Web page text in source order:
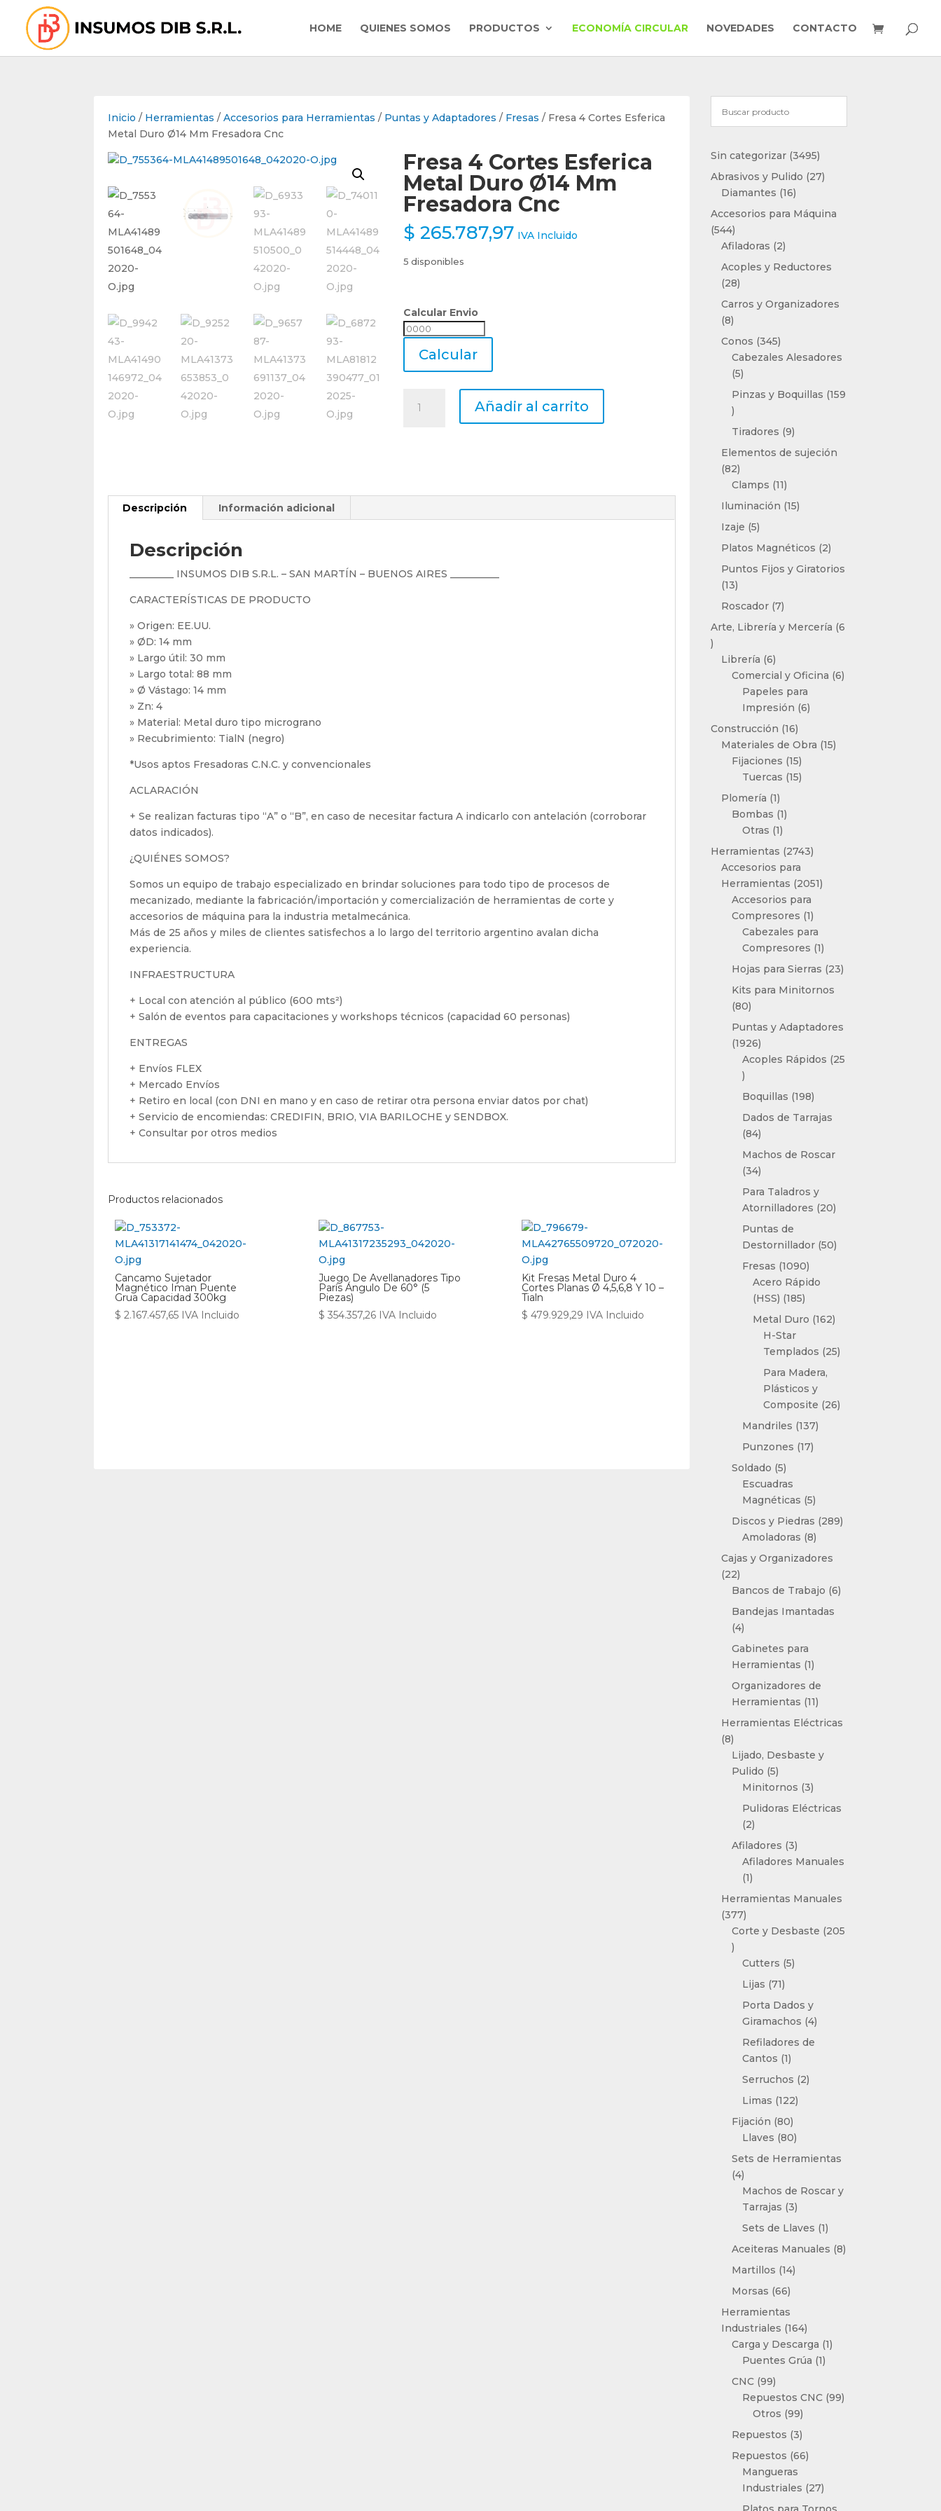
HOME QUIENES SOMOS PRODUCTOS ECONOMÍA CIRCULAR NOVEDADES CONTACTO
Inicio / Herramientas /Accesorios para Herramientas / Puntas y Adaptadores / Fresas / Fresa 4 Cortes Esferica
Metal Duro Ø14 Mm Fresadora Cnc
Fresa 4 Cortes Esferica
Metal Duro Ø14 Mm
Fresadora Cnc
$ 265.787,97 IVA Incluido
5 disponibles
Calcular Envio
Calcular
Calcular
Ø14
Añadir al carrito
Descripción Información adicional
Descripción
_________ INSUMOS DIB S.R.L. – SAN MARTÍN – BUENOS AIRES __________
CARACTERÍSTICAS DE PRODUCTO
» Origen: EE.UU.
» ØD: 14 mm
» Largo útil: 30 mm
» Largo total: 88 mm
» Ø Vástago: 14 mm
» Zn: 4
» Material: Metal duro tipo micrograno
» Recubrimiento: TialN (negro)
*Usos aptos Fresadoras C.N.C. y convencionales
ACLARACIÓN
+ Se realizan facturas tipo “A” o “B”, en caso de necesitar factura A indicarlo con antelación (corroborar
datos indicados).
¿QUIÉNES SOMOS?
Somos un equipo de trabajo especializado en brindar soluciones para todo tipo de procesos de
mecanizado, mediante la fabricación/importación y comercialización de herramientas de corte y
accesorios de máquina para la industria metalmecánica.
Más de 25 años y miles de clientes satisfechos a lo largo del territorio argentino avalan dicha
experiencia.
INFRAESTRUCTURA
+ Local con atención al público (600 mts²)
+ Salón de eventos para capacitaciones y workshops técnicos (capacidad 60 personas)
ENTREGAS
+ Envíos FLEX
+ Mercado Envíos
+ Retiro en local (con DNI en mano y en caso de retirar otra persona enviar datos por chat)
+ Servicio de encomiendas: CREDIFIN, BRIO, VIA BARILOCHE y SENDBOX.
+ Consultar por otros medios
Productos relacionados
Cancamo Sujetador
Magnético Iman Puente
Grua Capacidad 300kg
$ 2.167.457,65 IVA Incluido
Juego De Avellanadores Tipo
París Ángulo De 60° (5
Piezas)
$ 354.357,26 IVA Incluido
Kit Fresas Metal Duro 4
Cortes Planas Ø 4,5,6,8 Y 10 –
Tialn
$ 479.929,29 IVA Incluido
Sin categorizar 34953495
productos
Abrasivos y Pulido 2727
Diamantes 1616
productos
Accesorios para Máquina
544544
productos
Afiladoras 22
productos
Acoples y Reductores
2828
productos
Carros y Organizadores
88
productos
Conos 345345
productos
Cabezales Alesadores
55
productos
Pinzas y Boquillas 159
159
productos
Tiradores 99
productos
Elementos de sujeción
8282
productos
Clamps 1111
productos
Iluminación 1515
Izaje 55
productos
Platos Magnéticos 22
productos
Puntos Fijos y Giratorios
1313
productos
Roscador 77
productos
Arte, Librería y Mercería 6
6
productos
Librería 66
productos
Comercial y Oficina 66
Papeles para
Impresión 66
Construcción 1616
productos
Materiales de Obra 1515
Fijaciones 1515
productos
Tuercas 1515
Plomería 11
producto
Bombas 11
Otras 11
producto
Herramientas 27432743
Accesorios para
Herramientas
20512051
Accesorios para
Compresores 11
producto
Cabezales para
Compresores 11
producto
Hojas para Sierras 2323
Kits para Minitornos
8080
productos
Puntas y Adaptadores
19261926
productos
Acoples Rápidos
25
25
productos
Boquillas 198198
productos
Dados de Tarrajas
8484
productos
Machos de Roscar
3434
productos
Para Taladros y
Atornilladores
2020
Puntas de
Destornillador 5050
Fresas 10901090
productos
Acero Rápido
(HSS) 185185
productos
Metal Duro 162162
H-Star
Templados
2525
Para Madera,
Plásticos y
Composite
2626
Mandriles 137137
Punzones 1717
Soldado 55
productos
Escuadras
Magnéticas 55
productos
Discos y Piedras 289289
Amoladoras 88
Cajas y Organizadores
2222
productos
Bancos de Trabajo 66
Bandejas Imantadas
44
productos
Gabinetes para
Herramientas 11
producto
Organizadores de
Herramientas 1111
productos
Herramientas Eléctricas
88
productos
Lijado, Desbaste y
Pulido 55
productos
Minitornos 33
productos
Pulidoras Eléctricas
22
productos
Afiladores 33
productos
Afiladores Manuales
11
producto
Herramientas Manuales
377377
productos
Corte y Desbaste
205
205
productos
Cutters 55
Lijas 7171
productos
Porta Dados y
Giramachos 44
Refiladores de
Cantos 11
producto
Serruchos 22
Limas 122122
Fijación 8080
productos
Llaves 8080
productos
Sets de Herramientas
44
productos
Machos de Roscar y
Tarrajas 33
productos
Sets de Llaves 11
producto
Aceiteras Manuales 88
Martillos 1414
Morsas 6666
Herramientas
Industriales 164164
productos
Carga y Descarga 11
Puentes Grúa 11
CNC 9999
productos
Repuestos CNC 9999
Otros 9999
productos
Repuestos 33
productos
Repuestos 6666
Mangueras
Industriales
2727